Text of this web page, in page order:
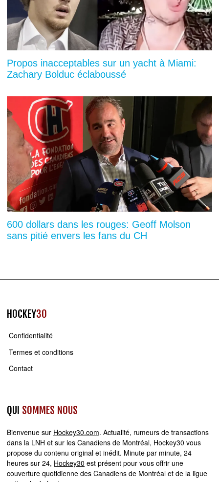
Propos inacceptables sur un yacht à Miami:
Zachary Bolduc éclaboussé
600 dollars dans les rouges: Geoff Molson
sans pitié envers les fans du CH
HOCKEY30
Confidentialité
Termes et conditions
Contact
QUI SOMMES NOUS
Bienvenue sur Hockey30.com. Actualité, rumeurs de transactions
dans la LNH et sur les Canadiens de Montréal, Hockey30 vous
propose du contenu original et inédit. Minute par minute, 24
heures sur 24, Hockey30 est présent pour vous offrir une
couverture quotidienne des Canadiens de Montréal et de la ligue